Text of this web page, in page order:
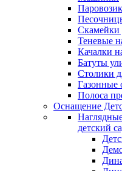
Скамейки
Теневые
Качалки
Батуты
Столики
Газонные
Полоса
Оснащение
детский